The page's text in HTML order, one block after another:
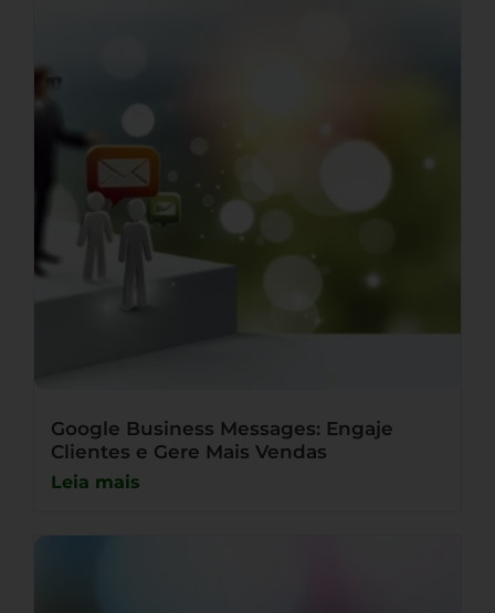
Google Business Messages: Engaje
Clientes e Gere Mais Vendas
Leia mais